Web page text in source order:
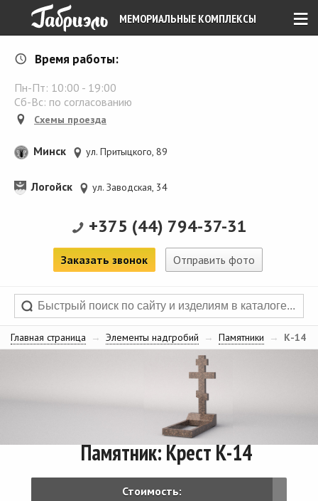
≡
МЕМОРИАЛЬНЫЕ КОМПЛЕКСЫ
Время работы:
Пн-Пт: 10:00 - 19:00
Сб-Вс: по согласованию
Схемы проезда
Минск ул. Притыцкого, 89
Логойск ул. Заводская, 34
+375 (44) 794-37-31
Заказать звонок Отправить фото
Главная страница → Элементы надгробий → Памятники → К-14
Памятник: Крест К-14
Стоимость: